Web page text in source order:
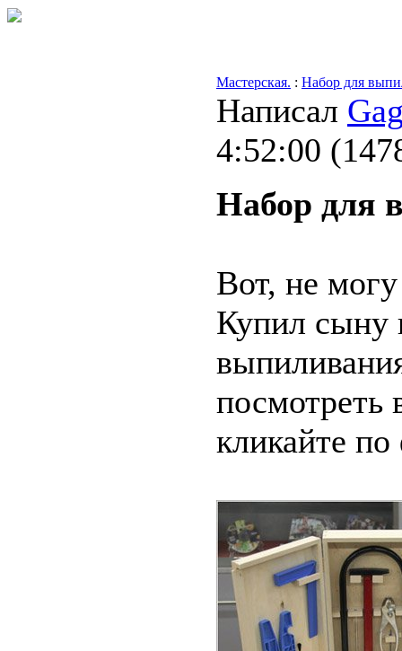
Мастерская. : Набор для
Написал
4:52:00 (
Набор для
Вот, не могу
Купил сыну
посмотреть
кликайте